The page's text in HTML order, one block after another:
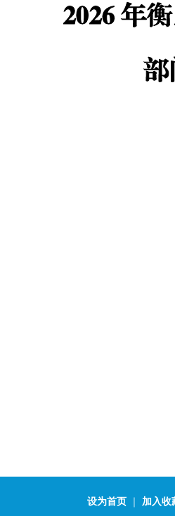
设为首页 ｜ 加入收